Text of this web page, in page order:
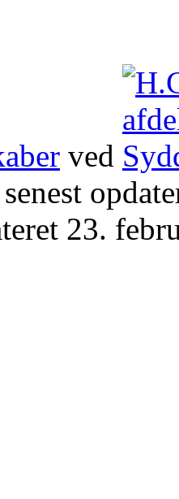
ved
23.